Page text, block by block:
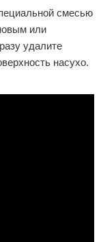
смесью
или
удалите
насухо.